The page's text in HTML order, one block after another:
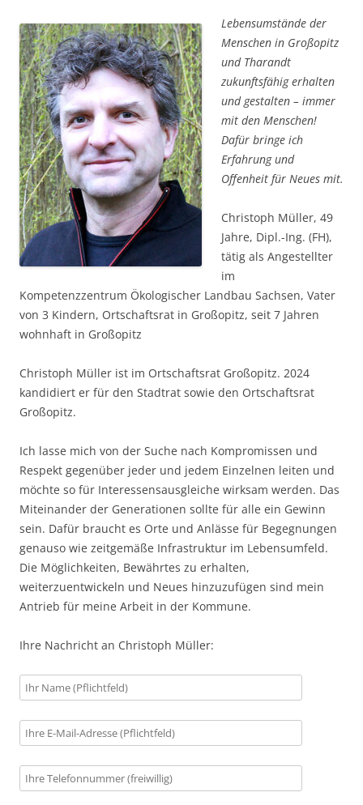
Lebensumstände der
Menschen in Großopitz
und Tharandt
zukunftsfähig erhalten
und gestalten – immer
mit den Menschen!
Dafür bringe ich
Erfahrung und
Offenheit für Neues mit.
Christoph Müller, 49
Jahre, Dipl.-Ing. (FH),
tätig als Angestellter
im
Kompetenzzentrum Ökologischer Landbau Sachsen, Vater
von 3 Kindern, Ortschaftsrat in Großopitz, seit 7 Jahren
wohnhaft in Großopitz
Christoph Müller ist im Ortschaftsrat Großopitz. 2024
kandidiert er für den Stadtrat sowie den Ortschaftsrat
Großopitz.
Ich lasse mich von der Suche nach Kompromissen und
Respekt gegenüber jeder und jedem Einzelnen leiten und
möchte so für Interessensausgleiche wirksam werden. Das
Miteinander der Generationen sollte für alle ein Gewinn
sein. Dafür braucht es Orte und Anlässe für Begegnungen
genauso wie zeitgemäße Infrastruktur im Lebensumfeld.
Die Möglichkeiten, Bewährtes zu erhalten,
weiterzuentwickeln und Neues hinzuzufügen sind mein
Antrieb für meine Arbeit in der Kommune.
Ihre Nachricht an Christoph Müller: